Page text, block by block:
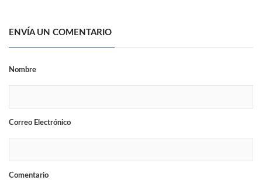
ENVÍA UN COMENTARIO
Nombre
Correo Electrónico
Comentario